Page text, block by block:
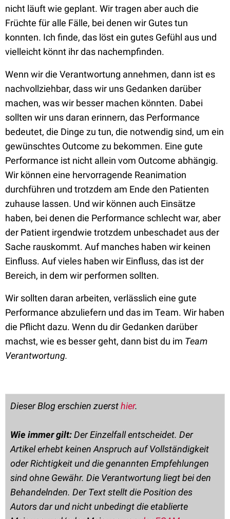
nicht läuft wie geplant. Wir tragen aber auch die
Früchte für alle Fälle, bei denen wir Gutes tun
konnten. Ich finde, das löst ein gutes Gefühl aus und
vielleicht könnt ihr das nachempfinden.
Wenn wir die Verantwortung annehmen, dann ist es
nachvollziehbar, dass wir uns Gedanken darüber
machen, was wir besser machen könnten. Dabei
sollten wir uns daran erinnern, das Performance
bedeutet, die Dinge zu tun, die notwendig sind, um ein
gewünschtes Outcome zu bekommen. Eine gute
Performance ist nicht allein vom Outcome abhängig.
Wir können eine hervorragende Reanimation
durchführen und trotzdem am Ende den Patienten
zuhause lassen. Und wir können auch Einsätze
haben, bei denen die Performance schlecht war, aber
der Patient irgendwie trotzdem unbeschadet aus der
Sache rauskommt. Auf manches haben wir keinen
Einfluss. Auf vieles haben wir Einfluss, das ist der
Bereich, in dem wir performen sollten.
Wir sollten daran arbeiten, verlässlich eine gute
Performance abzuliefern und das im Team. Wir haben
die Pflicht dazu. Wenn du dir Gedanken darüber
machst, wie es besser geht, dann bist du im Team
Verantwortung.
Dieser Blog erschien zuersthier.
Wie immer gilt:Der Einzelfall entscheidet. Der
Artikel erhebt keinen Anspruch auf Vollständigkeit
oder Richtigkeit und die genannten Empfehlungen
sind ohne Gewähr. Die Verantwortung liegt bei den
Behandelnden. Der Text stellt die Position des
Autors dar und nicht unbedingt die etablierte